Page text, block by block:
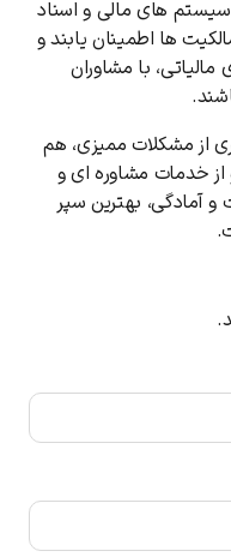
سیستم‌ های مالی و اسناد
‌ها اطمینان یابند و
با مشاوران
از مشکلات ممیزی، هم‌
از خدمات مشاوره ‌ای و
آمادگی، بهترین سپر